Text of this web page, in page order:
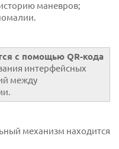
маневров;
с помощью QR-кода
интерфейсных
между
механизм находится